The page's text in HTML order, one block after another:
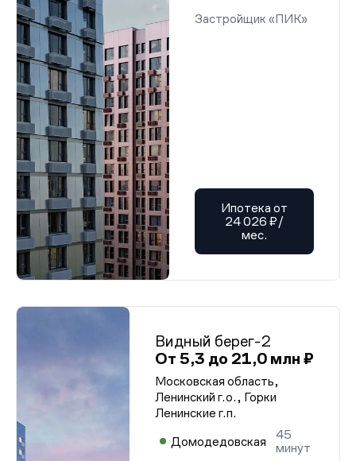
Застройщик «ПИК»
Ипотека от
24 026 ₽/
мес.
Видный берег-2
От 5,3 до 21,0 млн ₽
Московская область,
Ленинский г.о., Горки
Ленинские г.п.
Домодедовская
45
минут